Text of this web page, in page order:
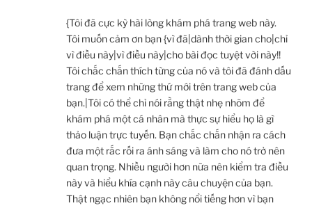
{Tôi đã cực kỳ hài lòng khám phá trang web này.
Tôi muốn cảm ơn bạn {vì đã|dành thời gian cho|chỉ
vì điều này|vì điều này|cho bài đọc tuyệt vời này!!
Tôi chắc chắn thích từng của nó và tôi đã đánh dấu
trang để xem những thứ mới trên trang web của
bạn.|Tôi có thể chỉ nói rằng thật nhẹ nhõm để
khám phá một cá nhân mà thực sự hiểu họ là gì
thảo luận trực tuyến. Bạn chắc chắn nhận ra cách
đưa một rắc rối ra ánh sáng và làm cho nó trở nên
quan trọng. Nhiều người hơn nữa nên kiểm tra điều
này và hiểu khía cạnh này câu chuyện của bạn.
Thật ngạc nhiên bạn không nổi tiếng hơn vì bạn